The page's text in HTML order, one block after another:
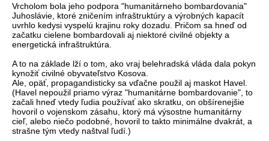
Vrcholom bola jeho podpora "humanitárneho bombardovania"
Juhoslávie, ktoré zničením infraštruktúry a výrobných kapacít
uvrhlo kedysi vyspelú krajinu roky dozadu. Pričom sa hneď od
začatku cielene bombardovali aj niektoré civilné objekty a
energetická infraštruktúra.
A to na základe lží o tom, ako vraj belehradská vláda dala pokyn
kynožiť civilné obyvateľstvo Kosova.
Ale, opäť, propagandisticky sa vďačne použil aj maskot Havel.
(Havel nepoužil priamo výraz "humanitárne bombardovanie", to
začali hneď vtedy ľudia používať ako skratku, on obšírenejšie
hovoril o vojenskom zásahu, ktorý má výsostne humanitárny
cieľ, alebo niečo podobné, hovoril to takto minimálne dvakrát, a
strašne tým vtedy naštval ľudí.)